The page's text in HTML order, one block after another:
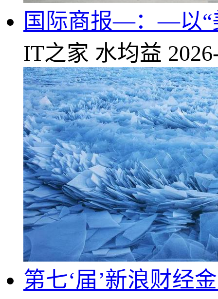
国际商报—：—以“
IT之家 水均益
第七‘届’新浪财经